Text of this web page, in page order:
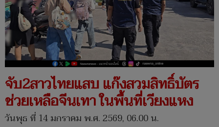
จับ2สาวไทยแสบ แก๊งสวมสิทธิ์บัตร
ช่วยเหลือจีนเทา ในพื้นที่เวียงแหง
วันพุธ ที่ 14 มกราคม พ.ศ. 2569, 06.00 น.